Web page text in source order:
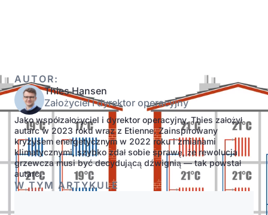
AUTOR:
Thies Hansen
Założyciel i dyrektor operacyjny
Jako współzałożyciel i dyrektor operacyjny, Thies założył
autarc w 2023 roku wraz z Etienne. Zainspirowany
kryzysem energetycznym w 2022 roku i zmianami
klimatycznymi, szybko zdał sobie sprawę, że rewolucja
grzewcza musi być decydującą dźwignią — tak powstał
autarc.
W TYM ARTYKULE